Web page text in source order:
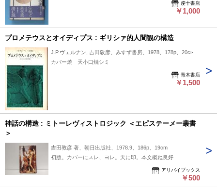
虔十書店
￥1,000
プロメテウスとオイディプス : ギリシァ的人間観の構造
J.P.ヴェルナン, 吉田敦彦、みすず書房、1978、178p、20cm
カバー焼 天小口焼シミ
青木書店
￥1,500
神話の構造 : ミトーレヴィストロジック ＜エピステーメー叢書
＞
吉田敦彦 著、朝日出版社、1978.9、186p、19cm
初版。カバーにスレ、ヨレ。天に印。本文概ね良好
アリバイブックス
￥500